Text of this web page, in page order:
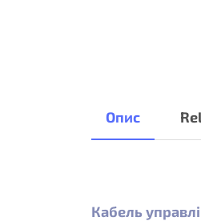
Опис
Кабель